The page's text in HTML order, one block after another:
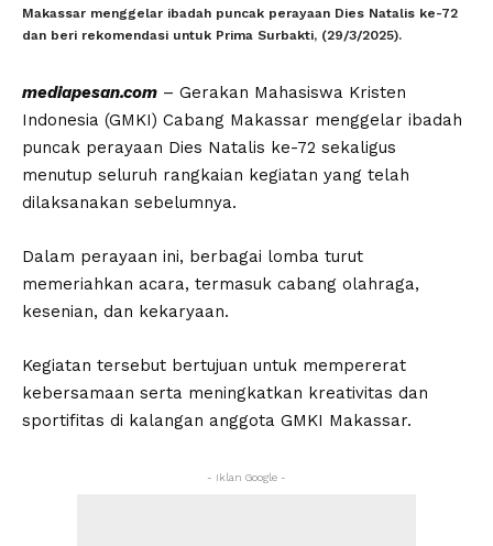
Makassar menggelar ibadah puncak perayaan Dies Natalis ke-72
dan beri rekomendasi untuk Prima Surbakti, (29/3/2025).
mediapesan.com – Gerakan Mahasiswa Kristen
Indonesia (GMKI) Cabang Makassar menggelar ibadah
puncak perayaan Dies Natalis ke-72 sekaligus
menutup seluruh rangkaian kegiatan yang telah
dilaksanakan sebelumnya.
Dalam perayaan ini, berbagai lomba turut
memeriahkan acara, termasuk cabang olahraga,
kesenian, dan kekaryaan.
Kegiatan tersebut bertujuan untuk mempererat
kebersamaan serta meningkatkan kreativitas dan
sportifitas di kalangan anggota GMKI Makassar.
- Iklan Google -